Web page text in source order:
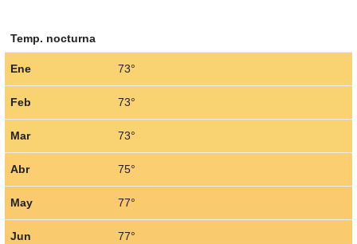
Temp. nocturna
Ene 73°
Feb 73°
Mar 73°
Abr 75°
May 77°
Jun 77°